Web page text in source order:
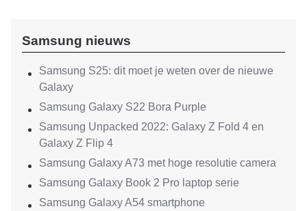
Samsung nieuws
Samsung S25: dit moet je weten over de nieuwe
Galaxy
Samsung Galaxy S22 Bora Purple
Samsung Unpacked 2022: Galaxy Z Fold 4 en
Galaxy Z Flip 4
Samsung Galaxy A73 met hoge resolutie camera
Samsung Galaxy Book 2 Pro laptop serie
Samsung Galaxy A54 smartphone